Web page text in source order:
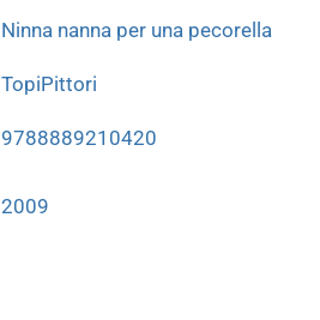
Ninna nanna per una pecorella
TopiPittori
9788889210420
2009